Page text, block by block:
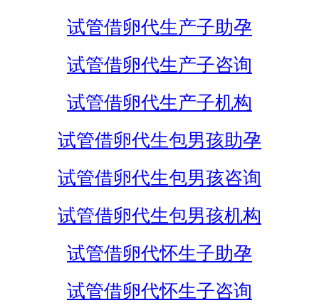
试管借卵代生产子助孕
试管借卵代生产子咨询
试管借卵代生产子机构
试管借卵代生包男孩助孕
试管借卵代生包男孩咨询
试管借卵代生包男孩机构
试管借卵代怀生子助孕
试管借卵代怀生子咨询